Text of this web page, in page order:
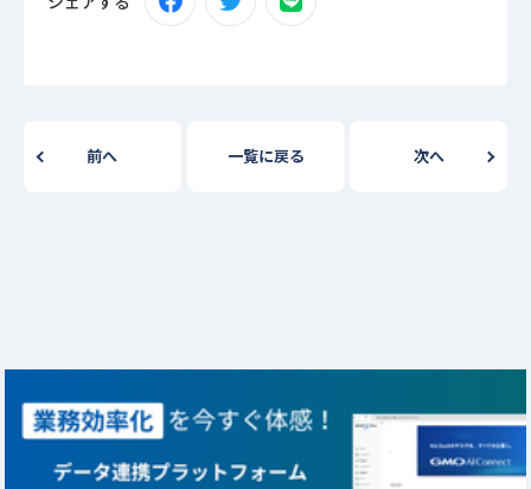
前へ 一覧に戻る 次へ